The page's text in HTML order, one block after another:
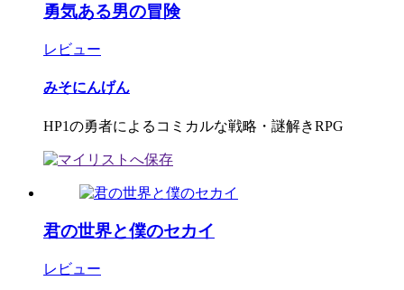
勇気ある男の冒険
レビュー
みそにんげん
HP1の勇者によるコミカルな戦略・謎解きRPG
君の世界と僕のセカイ
レビュー